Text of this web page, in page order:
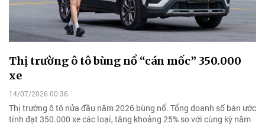
Thị trường ô tô bùng nổ “cán mốc” 350.000
xe
14/07/2026 00:36
Thị trường ô tô nửa đầu năm 2026 bùng nổ. Tổng doanh số bán ước
tính đạt 350.000 xe các loại, tăng khoảng 25% so với cùng kỳ năm